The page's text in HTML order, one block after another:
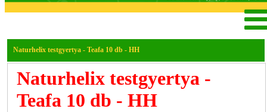
Naturhelix testgyertya - Teafa 10 db - HH
Naturhelix testgyertya -
Teafa 10 db - HH